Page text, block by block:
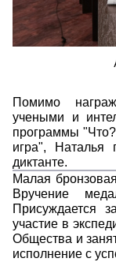
Помимо
учеными и
программы
игра", Наталья
диктанте.
Малая
Вручение
Присуждается
участие в
Общества и
исполнение с